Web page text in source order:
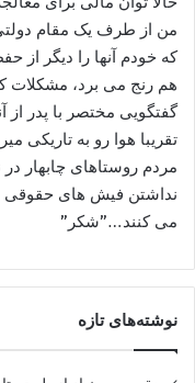
من از طرف یک مقام
که خودم آنها را دیگر از
هم رنج می برد، مشکلات
گفتگویی مختصر با پدر از
تقریبا هوا رو به تاریکی
مردم روستاهای چابهار در
نداشتن فیش های حقوقی
می کنند…”شکر”
نوشته‌های تازه